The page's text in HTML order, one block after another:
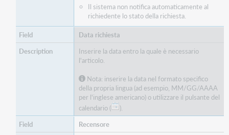
Il sistema non notifica automaticamente al
richiedente lo stato della richiesta.
Data richiesta
Inserire la data entro la quale è necessario
l'articolo.
Nota: inserire la data nel formato specifico
della propria lingua (ad esempio, MM/GG/AAAA
per l'inglese americano) o utilizzare il pulsante del
calendario (
).
Recensore